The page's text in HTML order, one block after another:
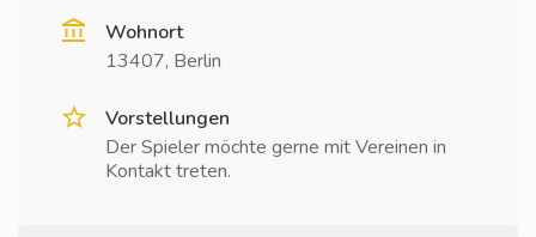
Wohnort
13407, Berlin
Vorstellungen
Der Spieler möchte gerne mit Vereinen in
Kontakt treten.